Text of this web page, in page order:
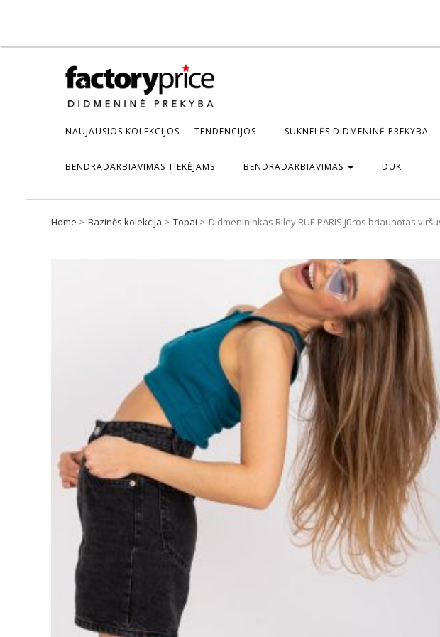
NAUJAUSIOS KOLEKCIJOS — TENDENCIJOS SUKNELĖS DIDMENINĖ PREKYBA
BENDRADARBIAVIMAS TIEKĖJAMS BENDRADARBIAVIMAS DUK
Home Bazinės kolekcija Topai Didmenininkas Riley RUE PARIS jūros briaunotas